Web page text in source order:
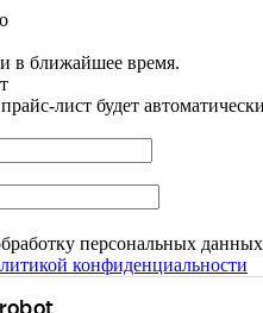
в ближайшее время.
лист будет
персональных данных
конфиденциальности